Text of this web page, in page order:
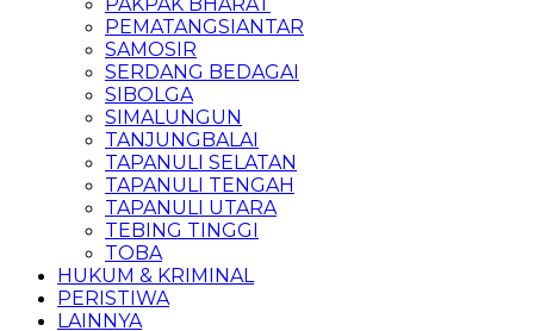
PEMATANGSIANTAR
SAMOSIR
SERDANG BEDAGAI
SIBOLGA
SIMALUNGUN
TANJUNGBALAI
TAPANULI SELATAN
TAPANULI TENGAH
TAPANULI UTARA
TEBING TINGGI
TOBA
HUKUM & KRIMINAL
PERISTIWA
LAINNYA